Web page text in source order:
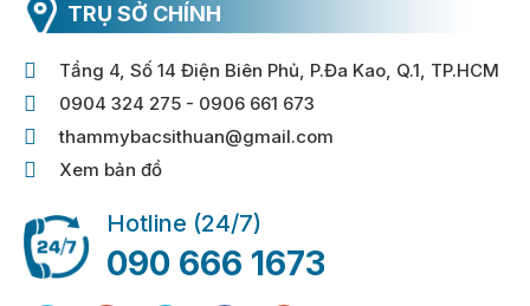
TRỤ SỞ CHÍNH
Tầng 4, Số 14 Điện Biên Phủ, P.Đa Kao, Q.1, TP.HCM
0904 324 275 - 0906 661 673
thammybacsithuan@gmail.com
Xem bản đồ
Hotline (24/7)
090 666 1673